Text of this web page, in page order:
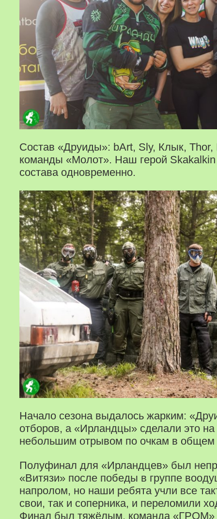
Состав «Друиды»: bArt, Sly, Клык,
команды «Молот». Наш герой Skakalkin
состава одновременно.
Начало сезона выдалось жарким:
отборов, а «Ирландцы» сделали это на
небольшим отрывом по очкам в общем
Полуфинал для «Ирландцев» был
«Витязи» после победы в группе
напролом, но наши ребята учли все
свои, так и соперника, и переломили
Финал был тяжёлым, команда «ГРОМ»